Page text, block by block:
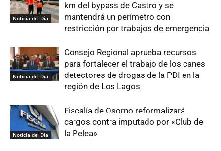
Noticia del Día
km del bypass de Castro y se
mantendrá un perímetro con
restricción por trabajos de emergencia
Noticia del Día
Consejo Regional aprueba recursos
para fortalecer el trabajo de los canes
detectores de drogas de la PDI en la
región de Los Lagos
Noticia del Día
Fiscalía de Osorno reformalizará
cargos contra imputado por «Club de
la Pelea»